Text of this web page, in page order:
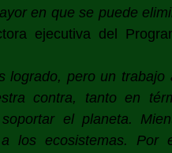
en que se puede
ejecutiva del
logrado, pero un
contra, tanto en
el planeta.
los ecosistemas. Por